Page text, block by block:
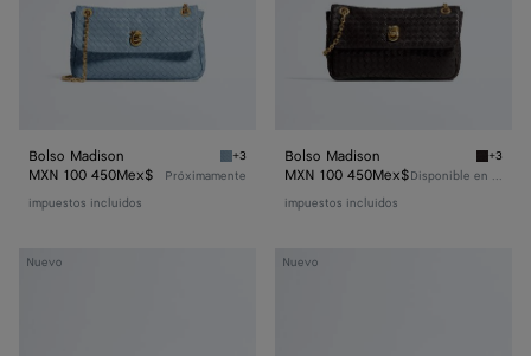
Bolso Madison Mineral Bolso Madison
+3
MXN 100 450Mex$
impuestos incluidos
Próximamente
Bolso Madison +3
MXN 100 450Mex$
impuestos incluidos
Disponible en línea
Nuevo
Bolso
Nuevo
Minibolso